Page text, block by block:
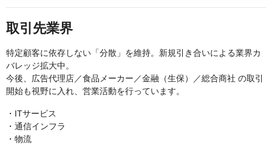
取引先業界
特定顧客に依存しない「分散」を維持。新規引き合いによる業界カ
バレッジ拡大中。
今後、広告代理店／食品メーカー／金融（生保）／総合商社 の取引
開始も視野に入れ、営業活動を行っています。
・ITサービス
・通信インフラ
・物流